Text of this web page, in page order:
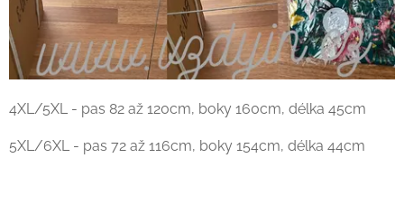
4XL/5XL - pas 82 až 120cm, boky 160cm, délka 45cm
5XL/6XL - pas 72 až 116cm, boky 154cm, délka 44cm